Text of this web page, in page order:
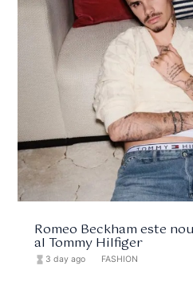
Romeo Beckham este
al Tommy Hilfiger
hourglass_full 3 day ago FASHION